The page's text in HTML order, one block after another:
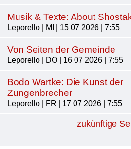
Musik & Texte: About
Leporello | MI | 15 07 2026 | 7:55
Von Seiten der Gemeinde
Leporello | DO | 16 07 2026 | 7:55
Bodo Wartke: Die Kunst der
Zungenbrecher
Leporello | FR | 17 07 2026 | 7:55
zukünftige